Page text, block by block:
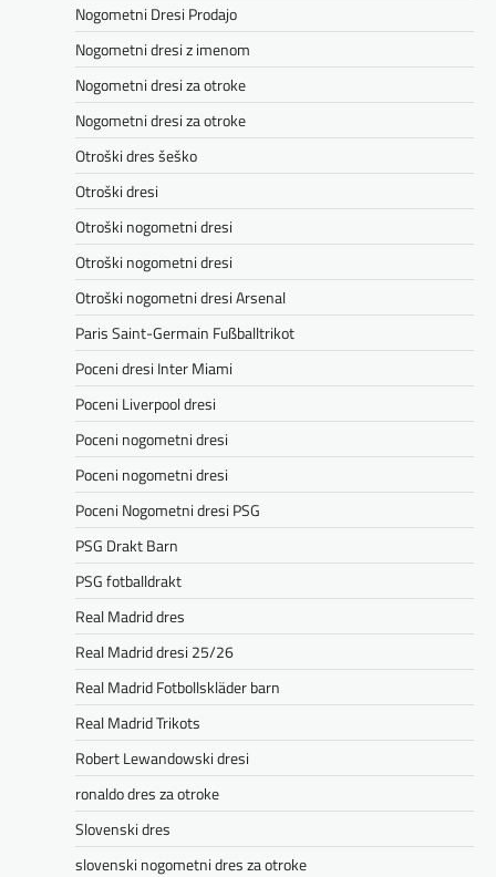
Nogometni Dresi Prodajo
Nogometni dresi z imenom
Nogometni dresi za otroke
Nogometni dresi za otroke
Otroški dres šeško
Otroški dresi
Otroški nogometni dresi
Otroški nogometni dresi
Otroški nogometni dresi Arsenal
Paris Saint-Germain Fußballtrikot
Poceni dresi Inter Miami
Poceni Liverpool dresi
Poceni nogometni dresi
Poceni nogometni dresi
Poceni Nogometni dresi PSG
PSG Drakt Barn
PSG fotballdrakt
Real Madrid dres
Real Madrid dresi 25/26
Real Madrid Fotbollskläder barn
Real Madrid Trikots
Robert Lewandowski dresi
ronaldo dres za otroke
Slovenski dres
slovenski nogometni dres za otroke